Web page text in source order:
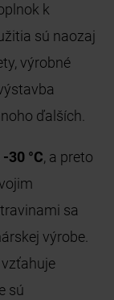
k
sú naozaj
výrobné
ďalších.
30 °C, a preto
sa
výrobe.
sú